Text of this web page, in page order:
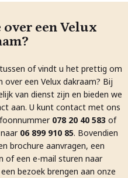
een Velux
of vindt u het prettig om
een Velux dakraam? Bij
van dienst zijn en bieden we
aan. U kunt contact met ons
078 20 40 583of
06 899 910 85. Bovendien
brochure aanvragen, een
of een e-mail sturen naar
bezoek brengen aan onze